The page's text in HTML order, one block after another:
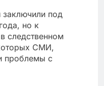
под
но к
следственном
СМИ,
проблемы с